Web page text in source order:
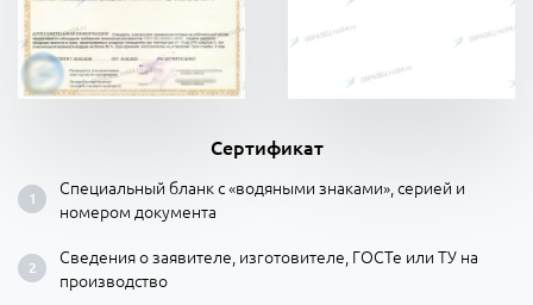
Сертификат
Специальный бланк с «водяными знаками», серией и
номером документа
Сведения о заявителе, изготовителе, ГОСТе или ТУ на
производство